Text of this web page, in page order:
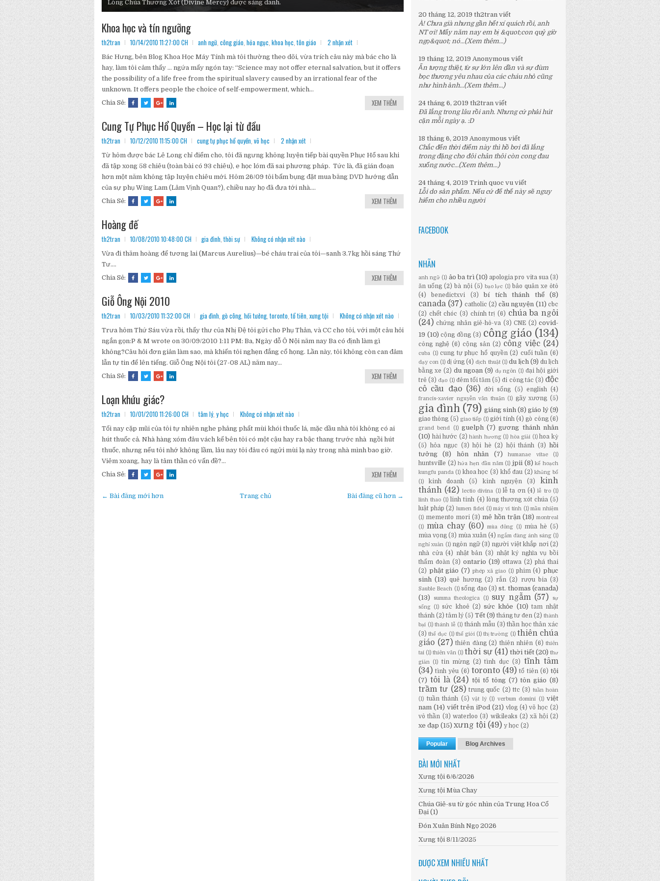
Lòng Chúa Thương Xót (Divine Mercy) được sáng danh.
trên đầu mũ...
Khoa học và tín ngưỡng
th2tran 10/14/2010 11:27:00 CH anh ngữ, công giáo, hỏa ngục, khoa học, tôn giáo 2 nhận xét
Bác Hưng, bên Blog Khoa Học Máy Tính mà tôi thường theo dõi, vừa trích câu này mà bác cho là
hay, làm tôi cảm thấy … ngứa mấy ngón tay: “Science may not offer eternal salvation, but it offers
the possibility of a life free from the spiritual slavery caused by an irrational fear of the
unknown. It offers people the choice of self-empowerment, which...
Chia Sẻ:
XEM THÊM
Cung Tự Phục Hổ Quyền – Học lại từ đầu
th2tran 10/12/2010 11:15:00 CH cung tự phục hổ quyền, võ học 2 nhận xét
Từ hôm được bác Lê Long chỉ điểm cho, tôi đã ngưng không luyện tiếp bài quyền Phục Hổ sau khi
đã tập xong 58 chiêu (toàn bài có 93 chiêu), e học lóm đã sai phương pháp. Tức là, đã gián đoạn
hơn một năm không tập luyện chiêu mới. Hôm 26/09 tôi bấm bụng đặt mua băng DVD hướng dẫn
của sự phụ Wing Lam (Lâm Vịnh Quan?), chiều nay họ đã đưa tới nhà....
Chia Sẻ:
XEM THÊM
Hoàng đế
th2tran 10/08/2010 10:48:00 CH gia đình, thời sự Không có nhận xét nào
Vừa đi thăm hoàng đế tương lai (Marcus Aurelius)—bé cháu trai của tôi—sanh 3.7kg hồi sáng Thứ
Tư....
Chia Sẻ:
XEM THÊM
Giỗ Ông Nội 2010
th2tran 10/03/2010 11:32:00 CH gia đình, gò công, hồi tưởng, toronto, tổ tiên, xưng tội Không có nhận xét nào
Trưa hôm Thứ Sáu vừa rồi, thấy thư của Nhị Đệ tôi gửi cho Phụ Thân, và CC cho tôi, với một câu hỏi
ngắn gọn:P & M wrote on 30/09/2010 1:11 PM: Ba, Ngày dỗ Ô Nội năm nay Ba có định làm gì
không?Câu hỏi đơn giản làm sao, mà khiến tôi nghẹn đắng cổ họng. Lần này, tôi không còn can đảm
lẫn tự tin để lên tiếng. Giỗ Ông Nội tôi (27-08 AL) năm nay...
Chia Sẻ:
XEM THÊM
Loạn khứu giác?
th2tran 10/01/2010 11:26:00 CH tâm lý, y học Không có nhận xét nào
Tối nay cặp mũi của tôi tự nhiên nghe phảng phất mùi khói thuốc lá, mặc dầu nhà tôi không có ai
hút thuốc cả. Nhà hàng xóm đâu vách kế bên tôi có một cậu hay ra bậc thang trước nhà ngồi hút
thuốc, nhưng nếu tôi nhớ không lầm, lâu nay tôi đâu có ngửi mùi lạ này trong nhà mình bao giờ.
Viêm xoang, hay là tâm thần có vấn đề?...
Chia Sẻ:
XEM THÊM
← Bài đăng mới hơn Bài đăng cũ hơn →
Trang chủ
20 tháng 12, 2019 th2tran viết
À! Chưa già nhưng gần hết xí quách rồi, anh
NT ơi! Mấy năm nay em bị &quot;con quỷ giờ
ngọ&quot; nó...(Xem thêm...)
19 tháng 12, 2019 Anonymous viết
Ấn tượng thiệt, từ sự lớn lên dần và sự đùm
bọc thương yêu nhau của các cháu nhỏ cũng
như hình ảnh...(Xem thêm...)
24 tháng 6, 2019 th2tran viết
Đã lắng trong lâu rồi anh. Nhưng cứ phải hút
cặn mỗi ngày ạ. :D
18 tháng 6, 2019 Anonymous viết
Chắc đến thời điểm này thì hồ bơi đã lắng
trong đặng cho đôi chân thôi còn cong đau
xuống nước...(Xem thêm...)
24 tháng 4, 2019 Trinh quoc vu viết
Lỗi do sản phẩm. Nếu cứ để thế này sẽ nguy
hiểm cho nhiều người
FACEBOOK
NHÃN
anh ngữ (1) ảo ba trì (10) apologia pro vita sua (3)
ăn uống (2) bà nội (5) bạo lực (1) bảo quản xe ôtô
(4)
benedictxvi (3) bí tích thánh thể (8)
canada (37) catholic (2) cầu nguyện (11) cbc
(2) chết chóc (3) chính trị (6) chúa ba ngôi
(24) chứng nhân giê-hô-va (3) CNE (2) covid-
19 (10) cộng đồng (3) công giáo (134)
công nghệ (6) cộng sản (2) công việc (24)
cuba (1) cung tự phục hổ quyền (2) cuối tuần (6)
dạy con (1) dị ứng (4) dịch thuật (1) du lịch (9) du lịch
bằng xe (2) du ngoạn (9) dụ ngôn (1) đại hội giới
trẻ (3) đạo (1) đêm tối tăm (5) đi công tác (3) độc
cô cầu đạo (36) đời sống (5) english (4)
francis-xavier nguyễn văn thuận (1) gãy xương (5)
gia đình (79) giáng sinh (8) giáo lý (9)
giao thông (5) giao tiếp (1) giới tính (4) gò công (6)
grand bend (1) guelph (7) gương thánh nhân
(10) hài hước (2) hành hương (1) hòa giải (1) hoa kỳ
(5) hỏa ngục (3) hội hè (2) hội thánh (3) hồi
tưởng
(8) hôn nhân (7) humanae vitae (1)
huntsville (2) hứa hẹn đầu năm (1) jpii (8) kế hoạch
kungfu panda (1) khoa học (3) khổ đau (2) khủng bố
(1)
kinh doanh (5) kinh nguyện (3)
kinh
thánh (42) lectio divina (1) lễ tạ ơn (4) lễ tro (1)
linh thao (1) linh tinh (4) lòng thương xót chúa (5)
luật pháp (2) lumen fidei (1) máy vi tính (1) mầu nhiệm
(1) memento mori (3) mê hồn trận (18) montreal
(1) mùa chay (60) mùa đông (1) mùa hè (5)
mùa vọng (3) mùa xuân (4) ngắm đàng ánh sáng (1)
nghỉ xuân (1) ngôn ngữ (3) người việt khắp nơi (2)
nhà cửa (4) nhật bản (3) nhật ký nghĩa vụ bồi
thẩm đoàn (3) ontario (19) ottawa (2) phá thai
(2) phật giáo (7) phép xã giao (1) phim (4) phục
sinh (13) quê hương (2) rắn (2) rượu bia (3)
Sauble Beach (1) sống đạo (3) st. thomas (canada)
(13)
summa theologica (1) suy ngẫm (57)
sự
sống
(1) sức khoẻ (2) sức khỏe (10) tam nhật
thánh (2) tâm lý (5) Tết (9) tháng tư đen (2) thành
bại (1) thánh lễ (1) thánh mẫu (3) thần học thân xác
(3) thể dục (1) thế giới (1) thị trường (1) thiên chúa
giáo (27) thiên đàng (2) thiên nhiên (6) thiên
tai (1) thiên văn (1) thời sự (41) thời tiết (20) thư
giản
(1) tin mừng (2) tình dục (3) tĩnh tâm
(34) tình yêu (6) toronto (49) tổ tiên (6) tội
(7) tôi là (24) tội tổ tông (7) tôn giáo (8)
trầm tư (28) trung quốc (2) ttc (3) tuần hoàn
(1) tuần thánh (5) vật lý (1) verbum domini (1) việt
nam (14) viết trên iPod (21) vlog (4) võ học (2)
vô thần (3) waterloo (3) wikileaks (2) xã hội (2)
xe đạp (15) xưng tội (49) y học (2)
Popular Blog Archives
BÀI MỚI NHẤT
Xưng tội 6/6/2026
Xưng tội Mùa Chay
Chúa Giê-su từ góc nhìn của Trung Hoa Cổ
Đại (1)
Đón Xuân Bính Ngọ 2026
Xưng tội 8/11/2025
ĐƯỢC XEM NHIỀU NHẤT